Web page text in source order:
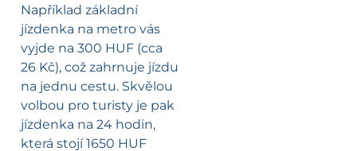
Například základní
jízdenka na metro vás
vyjde na 300 HUF (cca
26 Kč), což zahrnuje jízdu
na jednu cestu. Skvělou
volbou pro turisty je pak
jízdenka na 24 hodin,
která stojí 1650 HUF